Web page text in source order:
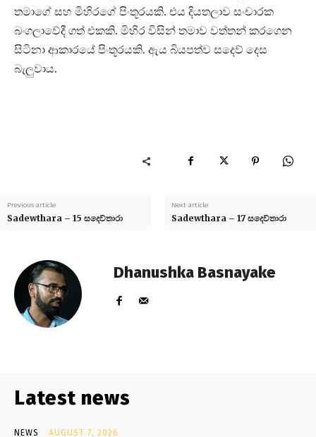
තමාගේ සහ මිහිරගේ පිංතූරයකි. එය දියතලාව සංචාරක
බංගලාවේදී ගත් එකකි. මිහිර විසින් තමාව වත්තන් කරගෙන
සිටිනා ආකාරයේ පිංතූරයකි. ඇය බියපත්ව සදෙව් දෙස
බැලුවාය.
Previous article
Sadewthara – 15 සදෙව්තාරා
Next article
Sadewthara – 17 සදෙව්තාරා
Dhanushka Basnayake
Latest news
NEWS AUGUST 7, 2026